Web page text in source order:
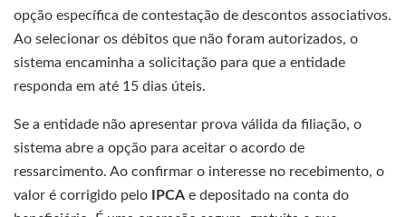
opção específica de contestação de descontos associativos.
Ao selecionar os débitos que não foram autorizados, o
sistema encaminha a solicitação para que a entidade
responda em até 15 dias úteis.
Se a entidade não apresentar prova válida da filiação, o
sistema abre a opção para aceitar o acordo de
ressarcimento. Ao confirmar o interesse no recebimento, o
valor é corrigido pelo
IPCA e depositado na conta do